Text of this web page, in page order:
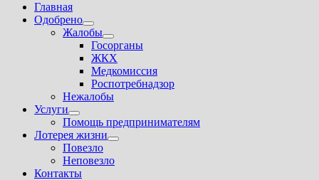
Главная
Одобрено
Показать
подменю
Жалобы
Показать
подменю
Госорганы
ЖКХ
Медкомиссия
Роспотребнадзор
Нежалобы
Услуги
Показать
подменю
Помощь предпринимателям
Лотерея жизни
Показать
Повезло
Неповезло
Контакты